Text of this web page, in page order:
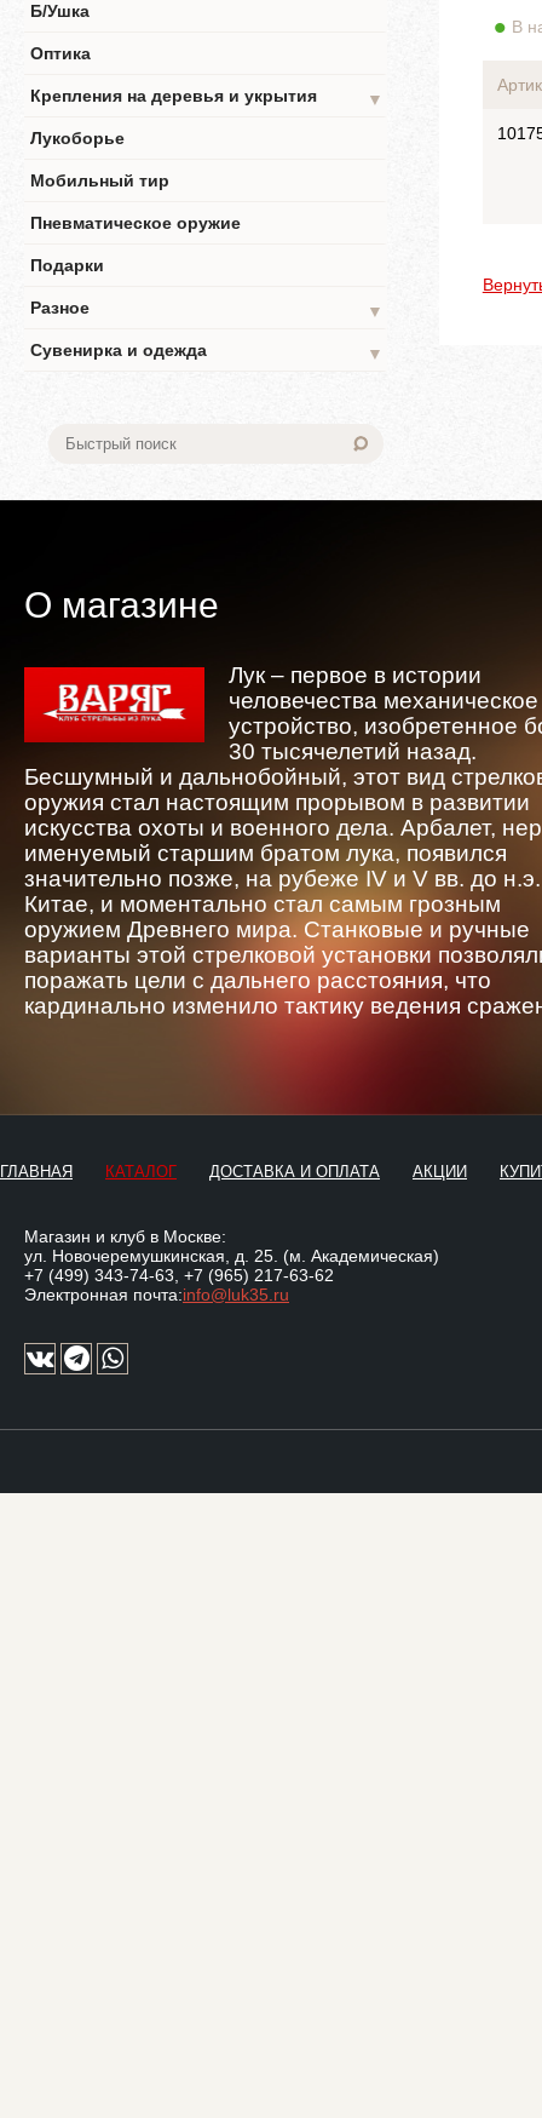
Б/Ушка
Оптика
Крепления на деревья и укрытия
▼
Лукоборье
Мобильный тир
Пневматическое оружие
Подарки
Разное
▼
Сувенирка и одежда
▼
В
О магазине
Лук – первое в истории
человечества механическое
устройство, изобретенное
30 тысячелетий назад.
Бесшумный и дальнобойный, этот вид
оружия стал настоящим прорывом в развитии
искусства охоты и военного дела. Арбалет,
именуемый старшим братом лука, появился
значительно позже, на рубеже IV и V вв. до
Китае, и моментально стал самым грозным
оружием Древнего мира. Станковые и ручные
варианты этой стрелковой установки
поражать цели с дальнего расстояния, что
кардинально изменило тактику ведения
ГЛАВНАЯ КАТАЛОГ ДОСТАВКА И ОПЛАТА АКЦИИ
Магазин и клуб в Москве:
ул. Новочеремушкинская, д. 25. (м. Академическая)
+7 (499) 343-74-63 +7 (965) 217-63-62
Электронная почта:info@luk35.ru